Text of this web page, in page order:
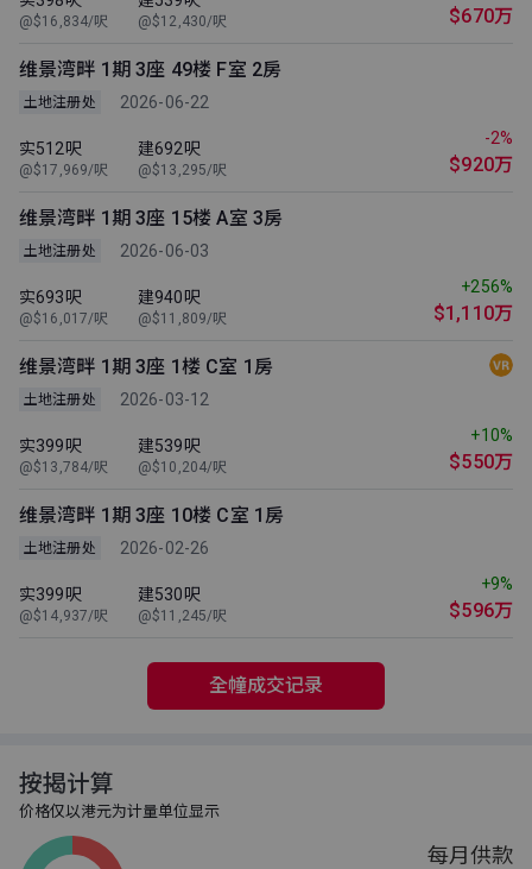
@$16,834/呎 @$12,430/呎 $670万
维景湾畔 1期 3座 49楼 F室 2房
土地注册处 2026-06-22
实512呎
@$17,969/呎
建692呎
@$13,295/呎
-2%
$920万
维景湾畔 1期 3座 15楼 A室 3房
土地注册处 2026-06-03
实693呎
@$16,017/呎
建940呎
@$11,809/呎
+256%
$1,110万
维景湾畔 1期 3座 1楼 C室 1房
土地注册处 2026-03-12
实399呎
@$13,784/呎
建539呎
@$10,204/呎
+10%
$550万
维景湾畔 1期 3座 10楼 C室 1房
土地注册处 2026-02-26
实399呎
@$14,937/呎
建530呎
@$11,245/呎
+9%
$596万
全幢成交记录
按揭计算
价格仅以港元为计量单位显示
每月供款